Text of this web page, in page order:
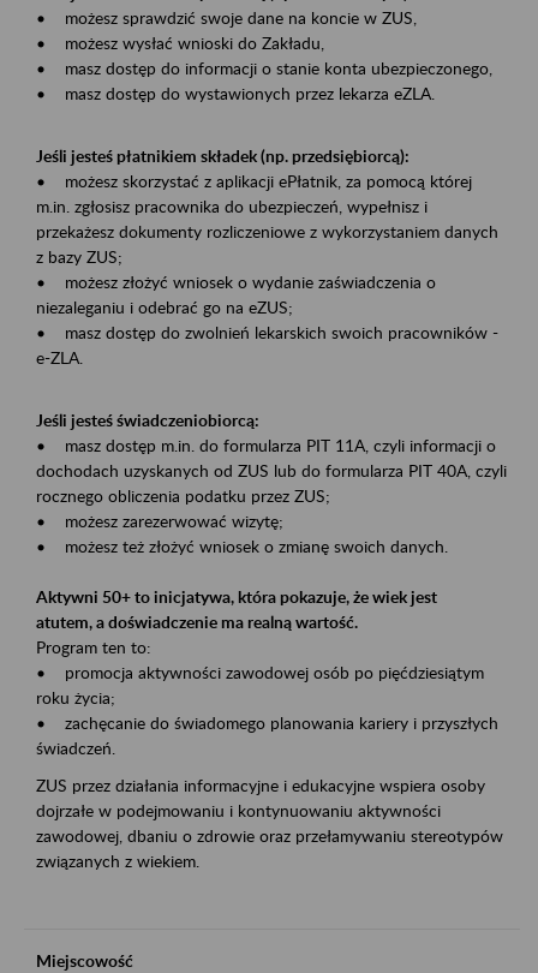
• możesz sprawdzić swoje dane na koncie w ZUS,
• możesz wysłać wnioski do Zakładu,
• masz dostęp do informacji o stanie konta ubezpieczonego,
• masz dostęp do wystawionych przez lekarza eZLA.
Jeśli jesteś płatnikiem składek (np. przedsiębiorcą):
• możesz skorzystać z aplikacji ePłatnik, za pomocą której
m.in. zgłosisz pracownika do ubezpieczeń, wypełnisz i
przekażesz dokumenty rozliczeniowe z wykorzystaniem danych
z bazy ZUS;
• możesz złożyć wniosek o wydanie zaświadczenia o
niezaleganiu i odebrać go na eZUS;
• masz dostęp do zwolnień lekarskich swoich pracowników -
e-ZLA.
Jeśli jesteś świadczeniobiorcą:
• masz dostęp m.in. do formularza PIT 11A, czyli informacji o
dochodach uzyskanych od ZUS lub do formularza PIT 40A, czyli
rocznego obliczenia podatku przez ZUS;
• możesz zarezerwować wizytę;
• możesz też złożyć wniosek o zmianę swoich danych.
Aktywni 50+ to inicjatywa, która pokazuje, że wiek jest
atutem, a doświadczenie ma realną wartość.
Program ten to:
• promocja aktywności zawodowej osób po pięćdziesiątym
roku życia;
• zachęcanie do świadomego planowania kariery i przyszłych
świadczeń.
ZUS przez działania informacyjne i edukacyjne wspiera osoby
dojrzałe w podejmowaniu i kontynuowaniu aktywności
zawodowej, dbaniu o zdrowie oraz przełamywaniu stereotypów
związanych z wiekiem.
Miejscowość